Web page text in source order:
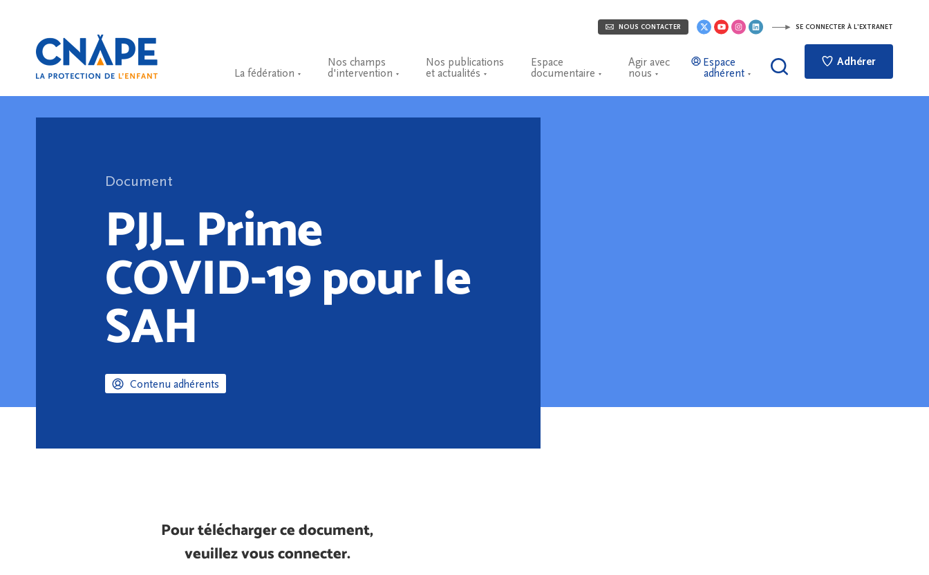
NOUS CONTACTER SE CONNECTER À L'EXTRANET
La fédération
Nos champs
d'intervention
Nos publications
et actualités
Espace
documentaire
Agir avec
nous
Espace
adhérent
Adhérer
Document
PJJ_ Prime
COVID-19 pour le
SAH
Contenu adhérents
Pour télécharger ce document,
veuillez vous connecter.